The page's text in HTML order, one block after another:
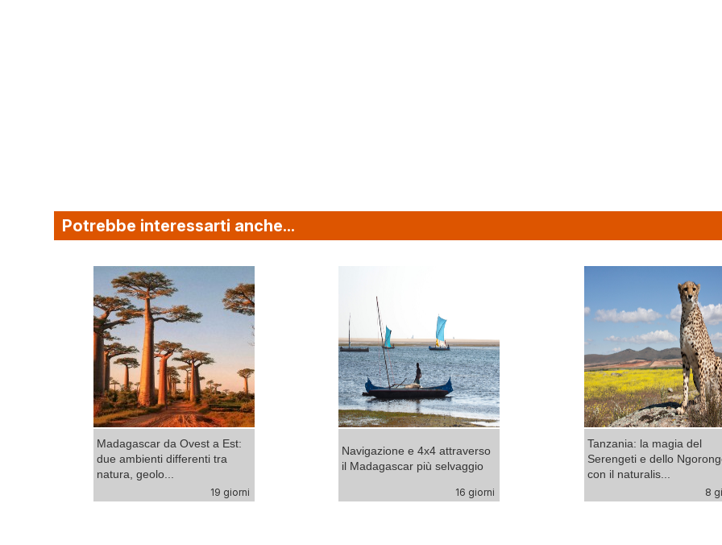
Potrebbe interessarti anche...
Madagascar da Ovest a Est:
due ambienti differenti tra
natura, geolo...
19 giorni
Navigazione e 4x4 attraverso
il Madagascar più selvaggio
16 giorni
Tanzania: la magia del
Serengeti e dello
con il naturalis...
8